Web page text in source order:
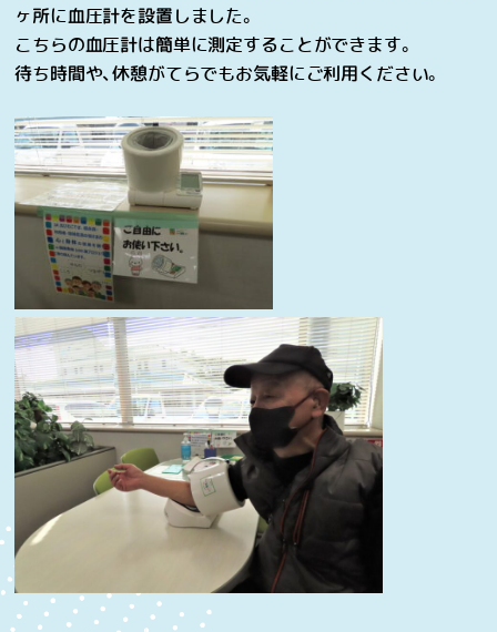
ヶ所に血圧計を設置しました。
こちらの血圧計は簡単に測定することができます。
待ち時間や、休憩がてらでもお気軽にご利用ください。